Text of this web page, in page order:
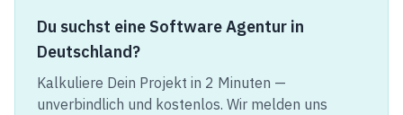
Du suchst eine Software Agentur in
Deutschland?
Kalkuliere Dein Projekt in 2 Minuten —
unverbindlich und kostenlos. Wir melden uns